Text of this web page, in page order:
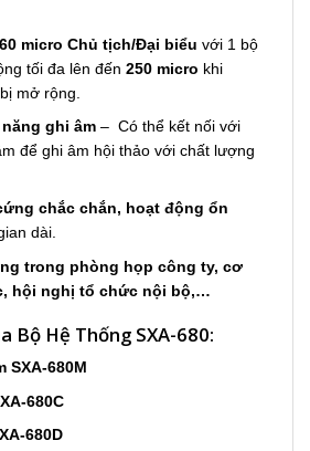
micro Chủ tịch/Đại biểu với 1 bộ
tối đa lên đến250 micro khi
mở rộng.
ghi âm – Có thể kết nối với
để ghi âm hội thảo với chất lượng
chắc chắn, hoạt động ổn
dài.
trong phòng họp công ty, cơ
hội nghị tổ chức nội bộ,…
Bộ Hệ Thống SXA-680:
SXA-680M
680C
680D